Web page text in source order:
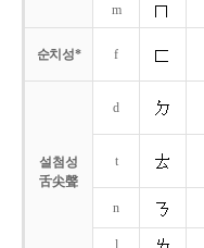
m
순치성* f
설첨성
舌尖聲
d
t
n
l